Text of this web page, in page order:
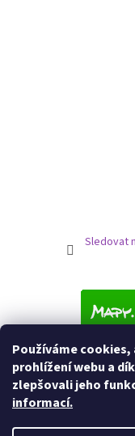
Používáme
prohlížení webu a
zlepšovali jeho
informací.
Sledovat